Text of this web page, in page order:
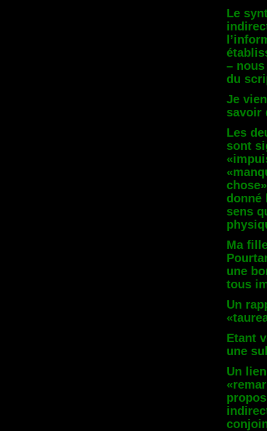
Le
–
du
Je
savoir
Les
sont
donné
sens
Ma
une
tous
Un
Etant
une
Un